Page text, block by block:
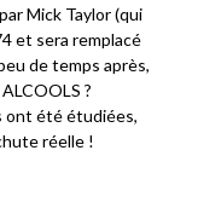
Mick Taylor (qui
et sera remplacé
de temps après,
?
ont été étudiées,
réelle !